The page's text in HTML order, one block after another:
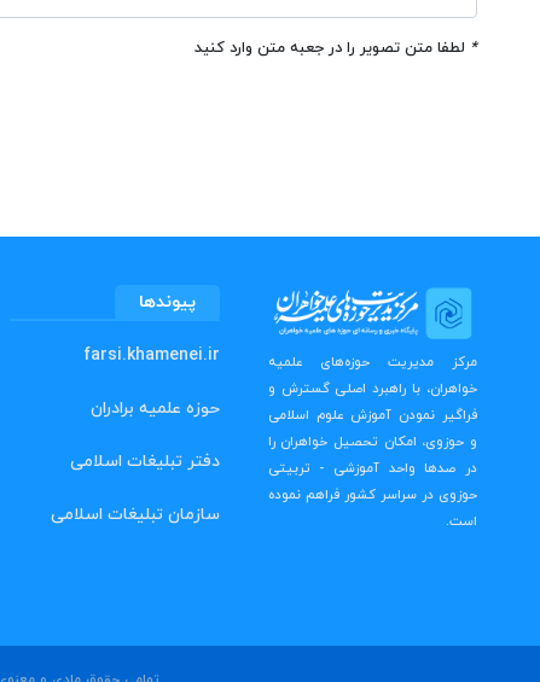
* لطفا متن تصویر را در جعبه متن وارد کنید
مرکز مدیریت حوزه‌های علمیه
خواهران، با راهبرد اصلی گسترش و
فراگیر نمودن آموزش علوم اسلامی
و حوزوی، امکان تحصیل خواهران را
در صدها واحد آموزشی - تربیتی
حوزوی در سراسر کشور فراهم نموده
است.
پیوندها
farsi.khamenei.ir
حوزه علمیه برادران
دفتر تبلیغات اسلامی
سازمان تبلیغات اسلامی